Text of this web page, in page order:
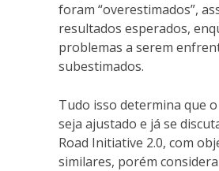
foram “overestimados”,
resultados esperados,
problemas a serem
subestimados.
Tudo isso determina que
seja ajustado e já se
Road Initiative 2.0, com
similares, porém